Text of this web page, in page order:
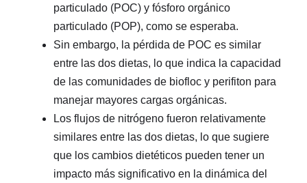
particulado (POC) y fósforo orgánico
particulado (POP), como se esperaba.
Sin embargo, la pérdida de POC es similar
entre las dos dietas, lo que indica la capacidad
de las comunidades de biofloc y perifiton para
manejar mayores cargas orgánicas.
Los flujos de nitrógeno fueron relativamente
similares entre las dos dietas, lo que sugiere
que los cambios dietéticos pueden tener un
impacto más significativo en la dinámica del